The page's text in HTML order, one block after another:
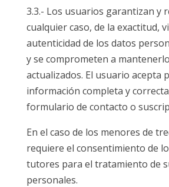
3.3.- Los usuarios garantizan y
cualquier caso, de la exactitud,
autenticidad de los datos
y se comprometen a
actualizados. El usuario acepta
información completa y
formulario de contacto o
En el caso de los menores de
requiere el consentimiento de
tutores para el tratamiento de
personales.